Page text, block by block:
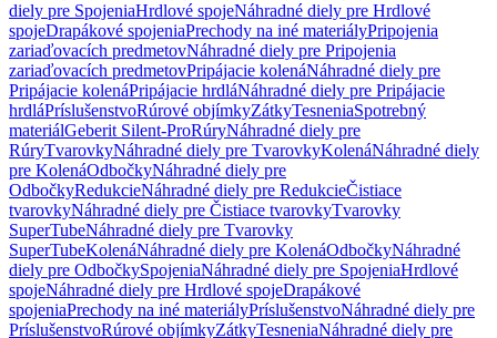
diely pre SpojeniaHrdlové spojeNáhradné diely pre Hrdlové
spojeDrapákové spojeniaPrechody na iné materiályPripojenia
zariaďovacích predmetovNáhradné diely pre Pripojenia
zariaďovacích predmetovPripájacie kolenáNáhradné diely pre
Pripájacie kolenáPripájacie hrdláNáhradné diely pre Pripájacie
hrdláPríslušenstvoRúrové objímkyZátkyTesneniaSpotrebný
materiálGeberit Silent-ProRúryNáhradné diely pre
RúryTvarovkyNáhradné diely pre TvarovkyKolenáNáhradné diely
pre KolenáOdbočkyNáhradné diely pre
OdbočkyRedukcieNáhradné diely pre RedukcieČistiace
tvarovkyNáhradné diely pre Čistiace tvarovkyTvarovky
SuperTubeNáhradné diely pre Tvarovky
SuperTubeKolenáNáhradné diely pre KolenáOdbočkyNáhradné
diely pre OdbočkySpojeniaNáhradné diely pre SpojeniaHrdlové
spojeNáhradné diely pre Hrdlové spojeDrapákové
spojeniaPrechody na iné materiályPríslušenstvoNáhradné diely pre
PríslušenstvoRúrové objímkyZátkyTesneniaNáhradné diely pre